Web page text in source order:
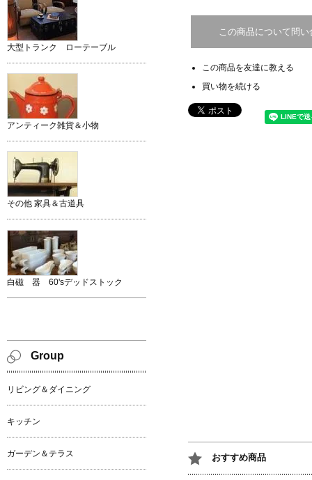
この商品について問
この商品を友達に教える
買い物を続ける
おすすめ商品
大型トランク ローテーブル
アンティーク雑貨＆小物
その他 家具＆古道具
白磁 器 60'sデッドストック
Group
リビング＆ダイニング
キッチン
ガーデン＆テラス